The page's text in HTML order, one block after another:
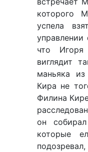
которого
успела
управлении
что
виглядит
маньяка
Кира не
Филина
он
которые